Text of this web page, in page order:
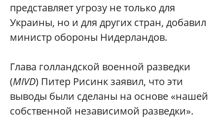
представляет угрозу не только для
Украины, но и для других стран, добавил
министр обороны Нидерландов.
Глава голландской военной разведки
(MIVD) Питер Рисинк заявил, что эти
выводы были сделаны на основе «нашей
собственной независимой разведки».